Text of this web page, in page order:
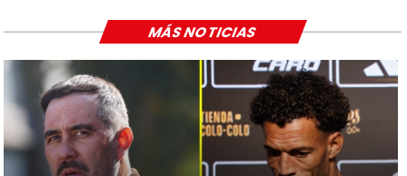
MÁS NOTICIAS